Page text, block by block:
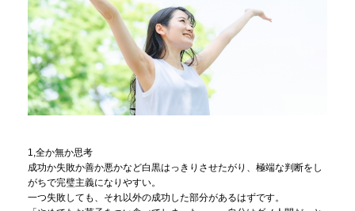
1,全か無か思考
成功か失敗か善か悪かなど白黒はっきりさせたがり、極端な判断をし
がちで完璧主義になりやすい。
一つ失敗しても、それ以外の成功した部分があるはずです。